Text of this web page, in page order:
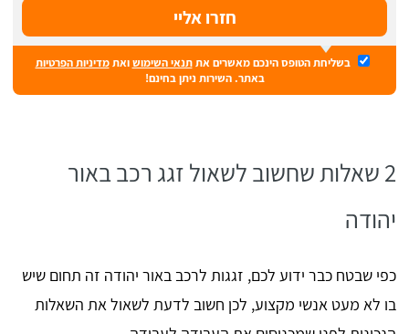
בשליחת הטופס הינכם מאשרים אתתנאי השימושואתמדיניות הפרטיות
באתר. השירות ניתן בחינם!
2 שאלות שחשוב לשאול זגג רכב באור
יהודה
כפי שבטח כבר ידוע לכם, זגגות לרכב באור יהודה זה תחום שיש
בו לא מעט אנשי מקצוע, לכן חשוב לדעת לשאול את השאלות